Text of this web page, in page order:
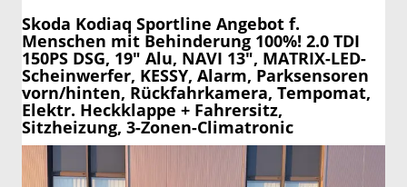
Skoda Kodiaq Sportline Angebot f.
Menschen mit Behinderung 100%! 2.0 TDI
150PS DSG, 19" Alu, NAVI 13", MATRIX-LED-
Scheinwerfer, KESSY, Alarm, Parksensoren
vorn/hinten, Rückfahrkamera, Tempomat,
Elektr. Heckklappe + Fahrersitz,
Sitzheizung, 3-Zonen-Climatronic